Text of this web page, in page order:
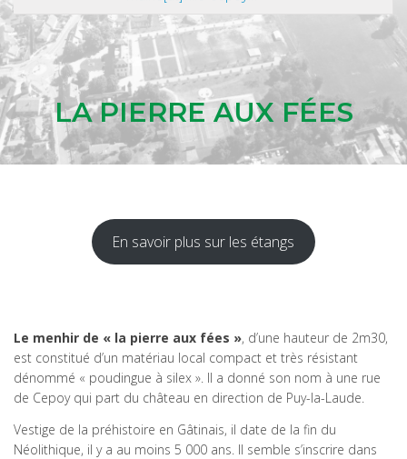
LA PIERRE AUX FÉES
En savoir plus sur les étangs
Le menhir de « la pierre aux fées », d’une hauteur de 2m30,
est constitué d’un matériau local compact et très résistant
dénommé « poudingue à silex ». Il a donné son nom à une rue
de Cepoy qui part du château en direction de Puy-la-Laude.
Vestige de la préhistoire en Gâtinais, il date de la fin du
Néolithique, il y a au moins 5 000 ans. Il semble s’inscrire dans